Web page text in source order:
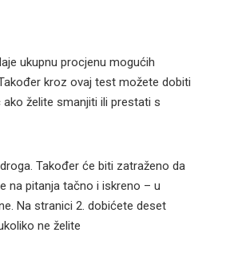
ukupnu procjenu mogućih
kroz ovaj test možete dobiti
želite smanjiti ili prestati s
Također će biti zatraženo da
na pitanja tačno i iskreno – u
Na stranici 2. dobićete deset
ne želite